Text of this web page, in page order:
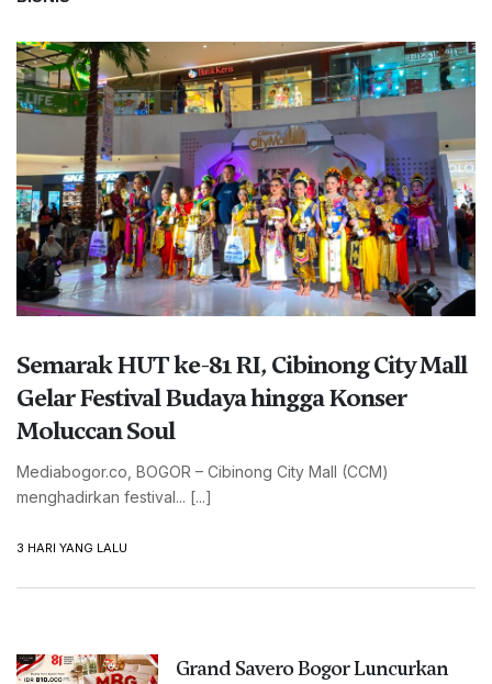
DT Peduli Salurkan Bantuan
Rp973 Juta, Dukung Ekspor Ubi
Petani Leuwisadeng dan
Pembangunan Asrama Santri
SEBULAN YANG LALU
Konsisten Sejak 1986, Keluarga
Guru Besar MK Al Mukarramah
SEBULAN YANG LALU